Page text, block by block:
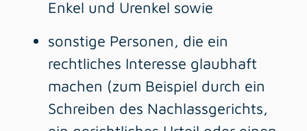
Enkel und Urenkel sowie
sonstige Personen, die ein
rechtliches Interesse glaubhaft
machen (zum Beispiel durch ein
Schreiben des Nachlassgerichts,